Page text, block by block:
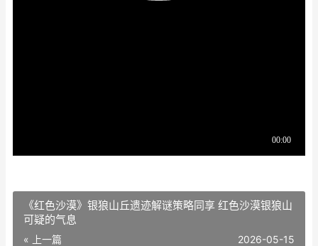
《红色沙漠》银狼山丘遗迹解谜策略同享 红色沙漠银狼山
可疑的气息
« 上一篇 2026-05-15